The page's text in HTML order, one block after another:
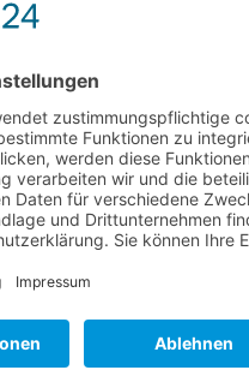
#Paderborn
,permaculture
Garten